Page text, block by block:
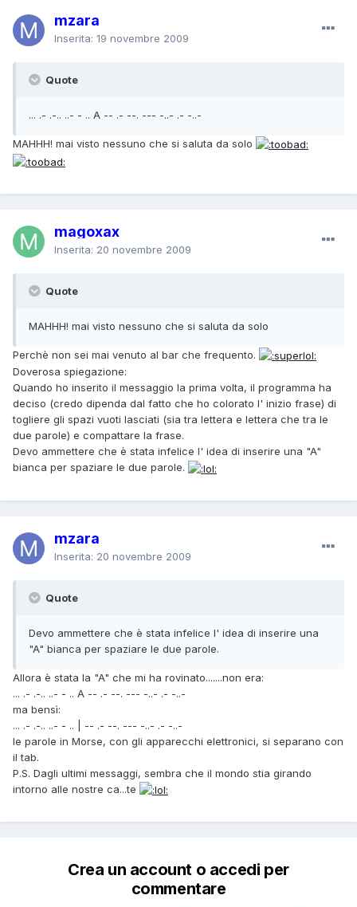
mzara
Inserita: 19 novembre 2009
Quote
... .- .-.. ..- - .. A -- .- --. --- -..- .- -..-
MAHHH! mai visto nessuno che si saluta da solo
magoxax
Inserita: 20 novembre 2009
Quote
MAHHH! mai visto nessuno che si saluta da solo
Perchè non sei mai venuto al bar che frequento.
Doverosa spiegazione:
Quando ho inserito il messaggio la prima volta, il programma ha
deciso (credo dipenda dal fatto che ho colorato l' inizio frase) di
togliere gli spazi vuoti lasciati (sia tra lettera e lettera che tra le
due parole) e compattare la frase.
Devo ammettere che è stata infelice l' idea di inserire una "A"
bianca per spaziare le due parole.
mzara
Inserita: 20 novembre 2009
Quote
Devo ammettere che è stata infelice l' idea di inserire una
"A" bianca per spaziare le due parole.
Allora è stata la "A" che mi ha rovinato.......non era:
... .- .-.. ..- - .. A -- .- --. --- -..- .- -..-
ma bensì:
... .- .-.. ..- - .. | -- .- --. --- -..- .- -..-
le parole in Morse, con gli apparecchi elettronici, si separano con
il tab.
P.S. Dagli ultimi messaggi, sembra che il mondo stia girando
intorno alle nostre ca...te
Crea un account o accedi per
commentare